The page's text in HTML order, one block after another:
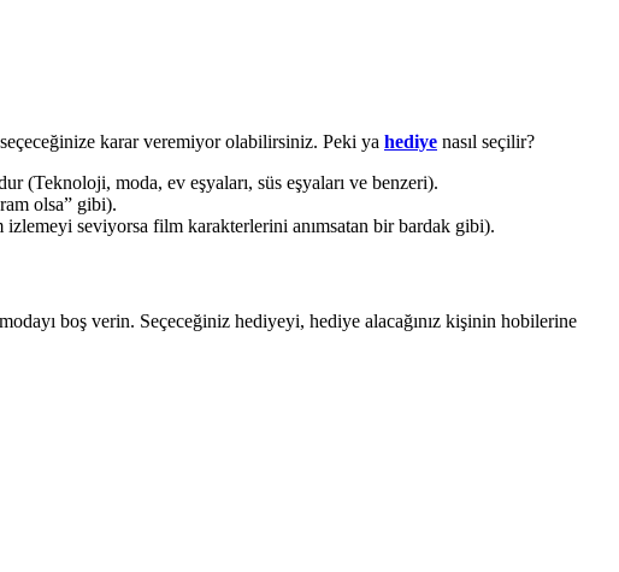
karar veremiyor olabilirsiniz. Peki ya hediye nasıl seçilir?
(Teknoloji, moda, ev eşyaları, süs eşyaları ve benzeri).
olsa” gibi).
seviyorsa film karakterlerini anımsatan bir bardak gibi).
boş verin. Seçeceğiniz hediyeyi, hediye alacağınız kişinin hobilerine